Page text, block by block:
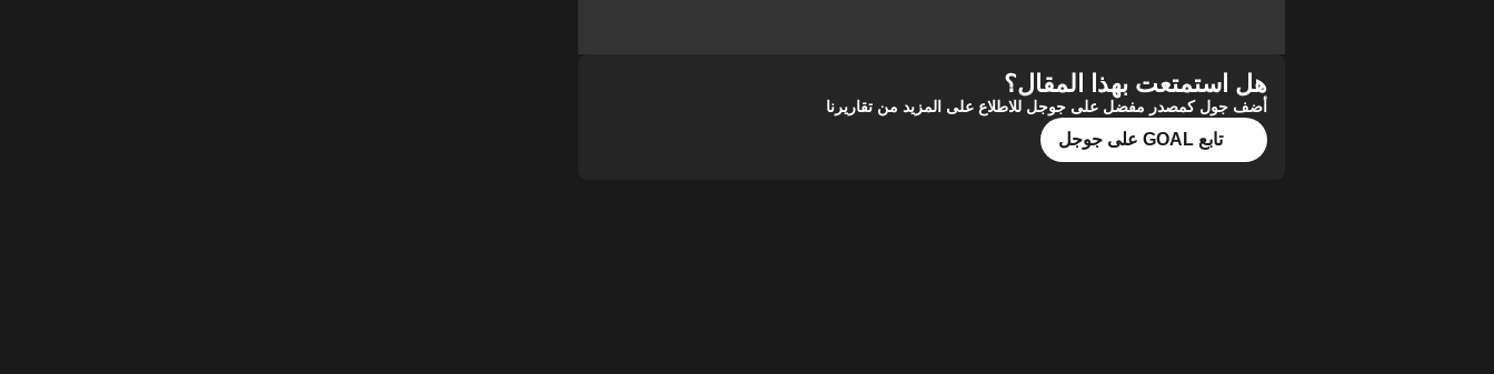
هل استمتعت بهذا المقال؟
أضف جول كمصدر مفضل على جوجل للاطلاع على المزيد من تقاريرنا
تابع GOAL على جوجل